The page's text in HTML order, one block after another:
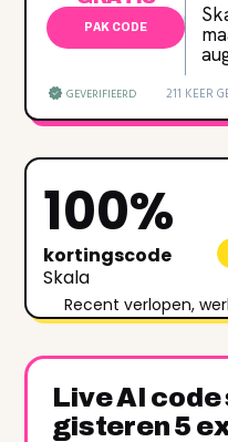
PAK CODE
GEVERIFIEERD 211 KEER
100%
kortingscode
Skala
Recent verlopen,
Live AI
gisteren 5